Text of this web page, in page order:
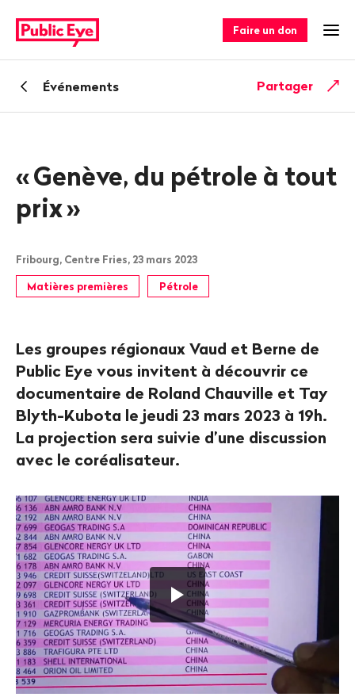
sur
publiceye.ch
rapide
Faire un don
RetourÉvénements Partager
«Genève, du pétrole à tout
prix»
Fribourg, Centre Fries, 23 mars 2023
Matières premières Pétrole
Les groupes régionaux Vaud et Berne de
Public Eye vous invitent à découvrir ce
documentaire de Roland Chauville et Tay
Blyth-Kubota le jeudi 23 mars 2023 à 19h.
La projection sera suivie d’une discussion
avec le coréalisateur.
Lancer
la
vidéo
"Genève,
du
pétrole
à
tout
prix_TEASER_EN_SUB".
Appuyer
sur
ENTER
pour